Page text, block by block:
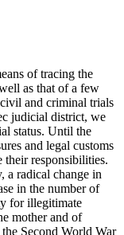
of tracing the
as that of a few
and criminal trials
judicial district, we
status. Until the
and legal customs
their responsibilities.
a radical change in
in the number of
for illegitimate
mother and of
Second World War